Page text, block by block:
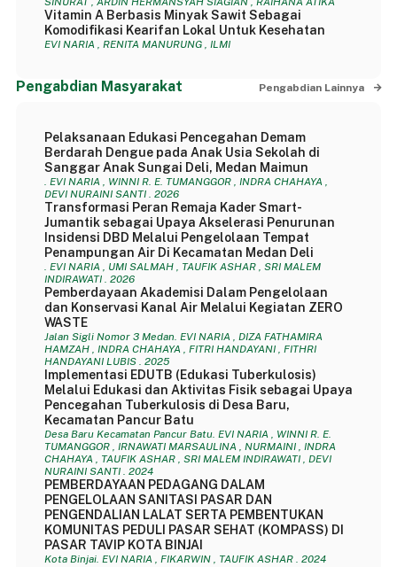
Vitamin A Berbasis Minyak Sawit Sebagai
Komodifikasi Kearifan Lokal Untuk Kesehatan
EVI NARIA , RENITA MANURUNG , ILMI
Pengabdian Masyarakat Pengabdian Lainnya
Pelaksanaan Edukasi Pencegahan Demam
Berdarah Dengue pada Anak Usia Sekolah di
Sanggar Anak Sungai Deli, Medan Maimun
. EVI NARIA , WINNI R. E. TUMANGGOR , INDRA CHAHAYA ,
DEVI NURAINI SANTI . 2026
Transformasi Peran Remaja Kader Smart-
Jumantik sebagai Upaya Akselerasi Penurunan
Insidensi DBD Melalui Pengelolaan Tempat
Penampungan Air Di Kecamatan Medan Deli
. EVI NARIA , UMI SALMAH , TAUFIK ASHAR , SRI MALEM
INDIRAWATI . 2026
Pemberdayaan Akademisi Dalam Pengelolaan
dan Konservasi Kanal Air Melalui Kegiatan ZERO
WASTE
Jalan Sigli Nomor 3 Medan. EVI NARIA , DIZA FATHAMIRA
HAMZAH , INDRA CHAHAYA , FITRI HANDAYANI , FITHRI
HANDAYANI LUBIS . 2025
Implementasi EDUTB (Edukasi Tuberkulosis)
Melalui Edukasi dan Aktivitas Fisik sebagai Upaya
Pencegahan Tuberkulosis di Desa Baru,
Kecamatan Pancur Batu
Desa Baru Kecamatan Pancur Batu. EVI NARIA , WINNI R. E.
TUMANGGOR , IRNAWATI MARSAULINA , NURMAINI , INDRA
CHAHAYA , TAUFIK ASHAR , SRI MALEM INDIRAWATI , DEVI
NURAINI SANTI . 2024
PEMBERDAYAAN PEDAGANG DALAM
PENGELOLAAN SANITASI PASAR DAN
PENGENDALIAN LALAT SERTA PEMBENTUKAN
KOMUNITAS PEDULI PASAR SEHAT (KOMPASS) DI
PASAR TAVIP KOTA BINJAI
Kota Binjai. EVI NARIA , FIKARWIN , TAUFIK ASHAR . 2024